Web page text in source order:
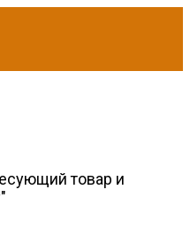
товар и